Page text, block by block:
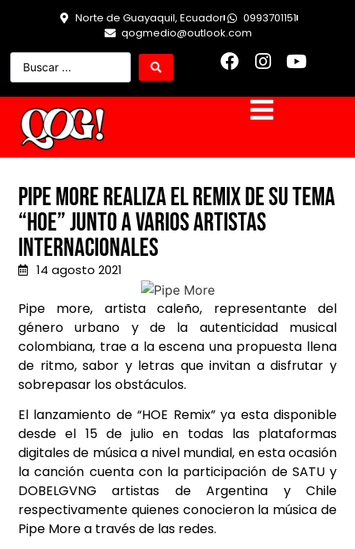
Norte de Guayaquil, Ecuador
0993701151
qogmedio@outlook.com
Pipe More realiza el remix de su tema
“HOE” junto a varios artistas
internacionales
14 agosto 2021
Pipe more, artista caleño, representante del
género urbano y de la autenticidad musical
colombiana, trae a la escena una propuesta llena
de ritmo, sabor y letras que invitan a disfrutar y
sobrepasar los obstáculos.
El lanzamiento de “HOE Remix” ya esta disponible
desde el 15 de julio en todas las plataformas
digitales de música a nivel mundial, en esta ocasión
la canción cuenta con la participación de SATU y
DOBELGVNG artistas de Argentina y Chile
respectivamente quienes conocieron la música de
Pipe More a través de las redes.